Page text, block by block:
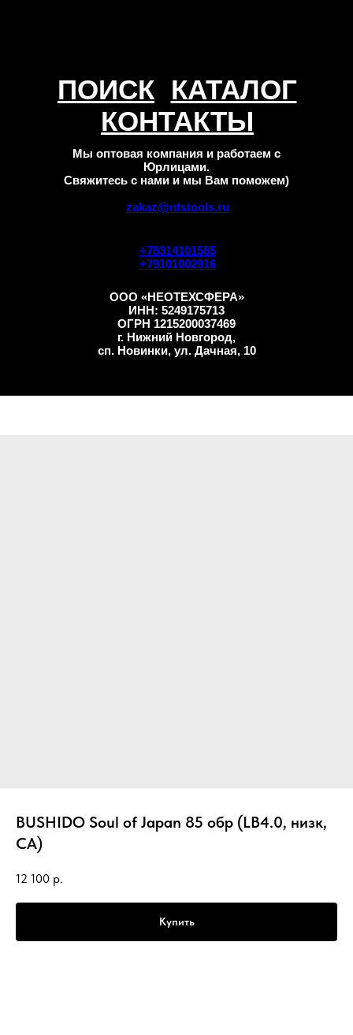
КОНТАКТЫ
ПОИСК
+78314101565
+79101002916
zakaz@ntstools.ru
КАТАЛОГ
ООО «НЕОТЕХСФЕРА»
ИНН: 5249175713
ОГРН 1215200037469
г. Нижний Новгород,
сп. Новинки, ул. Дачная, 10
Мы оптовая компания и работаем с
Юрлицами.
Свяжитесь с нами и мы Вам поможем)
BUSHIDO Soul of Japan 85 обр (LB4.0, низк,
CA)
12 100 р.
Купить